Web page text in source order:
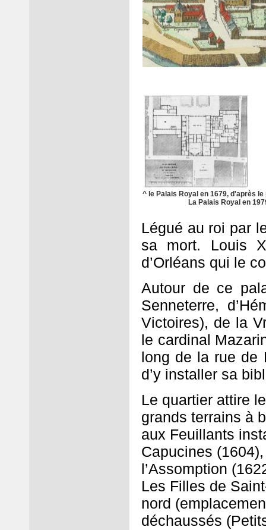
^ le Palais Royal en 1679, d'après
La Palais Royal en
Légué au roi par
sa mort. Louis
d’Orléans qui le
Autour de ce
Senneterre,
Victoires), de la
le cardinal
long de la rue de
d’y installer sa
Le quartier attire
grands terrains à
aux Feuillants
Capucines
l’Assomption
Les Filles de
nord
déchaussés